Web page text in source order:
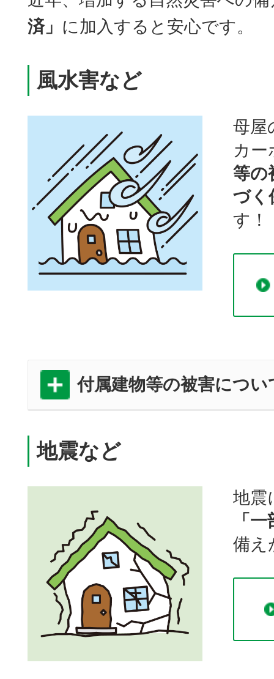
済」 に加入すると安心です。
風水害など
母屋
カー
等の
づく
す！
付属建物等の被害につい
地震など
地震
「
備え